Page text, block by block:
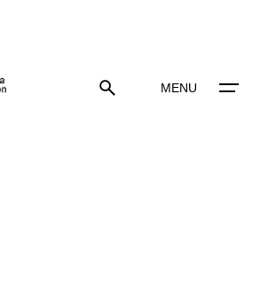
MENU